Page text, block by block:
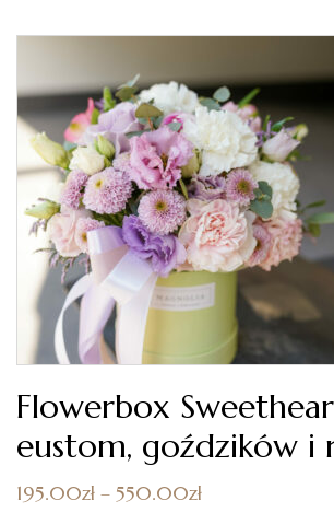
Flowerbox
eustom, goździków i
195.00zł – 550.00zł